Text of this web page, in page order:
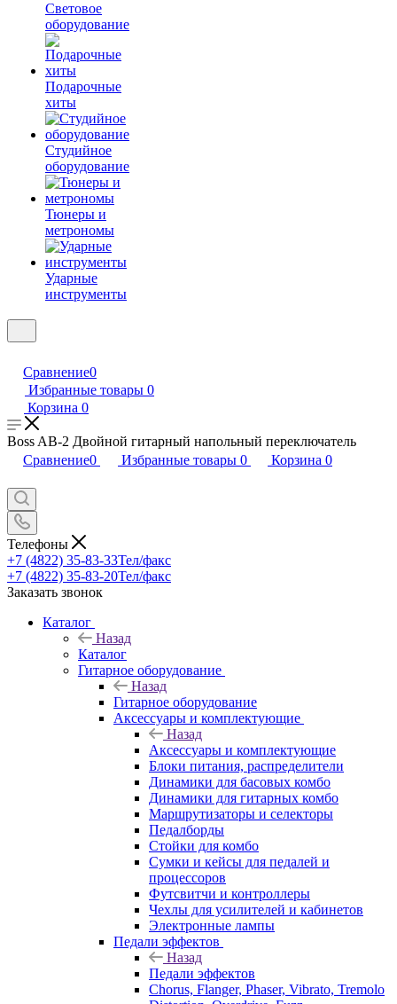
Световое
оборудование
Подарочные
хиты
Студийное
оборудование
Тюнеры и
метрономы
Ударные
инструменты
Сравнение0
Избранные товары 0
Корзина 0
Boss AB-2 Двойной гитарный напольный переключатель
Сравнение0 Избранные товары 0 Корзина 0
Телефоны
+7 (4822) 35-83-33Тел/факс
+7 (4822) 35-83-20Тел/факс
Заказать звонок
Каталог
Назад
Каталог
Гитарное оборудование
Назад
Гитарное оборудование
Аксессуары и комплектующие
Назад
Аксессуары и комплектующие
Блоки питания, распределители
Динамики для басовых комбо
Динамики для гитарных комбо
Маршрутизаторы и селекторы
Педалборды
Стойки для комбо
Сумки и кейсы для педалей и
процессоров
Футсвитчи и контроллеры
Чехлы для усилителей и кабинетов
Электронные лампы
Педали эффектов
Назад
Педали эффектов
Chorus, Flanger, Phaser, Vibrato, Tremolo